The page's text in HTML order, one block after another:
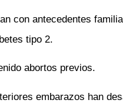
con antecedentes
tipo 2.
abortos previos.
embarazos han